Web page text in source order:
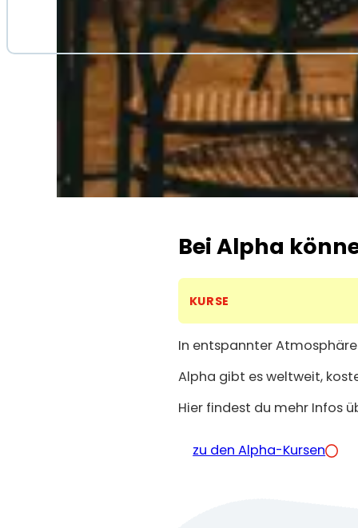
Bei Alpha
KURSE
In entspannter
Alpha gibt es weltweit,
Hier findest du mehr Infos
zu den Alpha-Kursen